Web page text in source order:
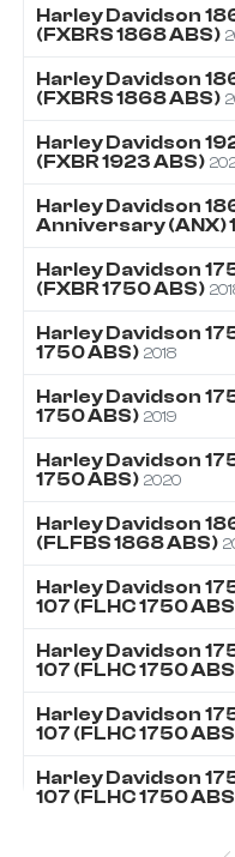
Harley Davidson
(FXBRS 1868 ABS)
Harley Davidson
(FXBRS 1868 ABS)
Harley Davidson
(FXBR 1923 ABS)
Harley Davidson
Anniversary (ANX)
Harley Davidson
(FXBR 1750 ABS)
Harley Davidson
1750 ABS) 2018
Harley Davidson
1750 ABS) 2019
Harley Davidson
1750 ABS) 2020
Harley Davidson
(FLFBS 1868 ABS)
Harley Davidson
107 (FLHC 1750
Harley Davidson
107 (FLHC 1750
Harley Davidson
107 (FLHC 1750
Harley Davidson
107 (FLHC 1750